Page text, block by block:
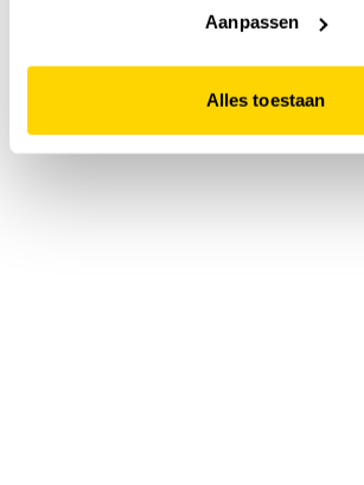
website niet optimaal functioneert.
Aanpassen
Alles toestaan